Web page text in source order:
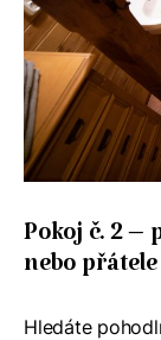
Pokoj č. 2
nebo přátele
Hledáte